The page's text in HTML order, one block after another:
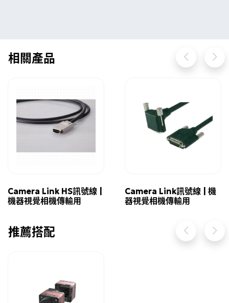
相關產品
Camera Link HS訊號線 |
機器視覺相機傳輸用
Camera Link訊號線 | 機
器視覺相機傳輸用
推薦搭配